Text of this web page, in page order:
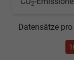
2
Datensätze pro